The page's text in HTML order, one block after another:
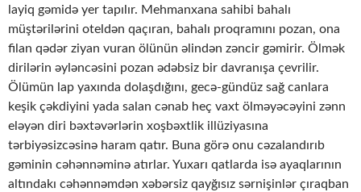
layiq gəmidə yer tapılır. Mehmanxana sahibi bahalı
müştərilərini oteldən qaçıran, bahalı proqramını pozan, ona
filan qədər ziyan vuran ölünün əlindən zəncir gəmirir. Ölmək
dirilərin əyləncəsini pozan ədəbsiz bir davranışa çevrilir.
Ölümün lap yaxında dolaşdığını, gecə-gündüz sağ canlara
keşik çəkdiyini yada salan cənab heç vaxt ölməyəcəyini zənn
eləyən diri bəxtəvərlərin xoşbəxtlik illüziyasına
tərbiyəsizcəsinə haram qatır. Buna görə onu cəzalandırıb
gəminin cəhənnəminə atırlar. Yuxarı qatlarda isə ayaqlarının
altındakı cəhənnəmdən xəbərsiz qayğısız sərnişinlər çıraqban